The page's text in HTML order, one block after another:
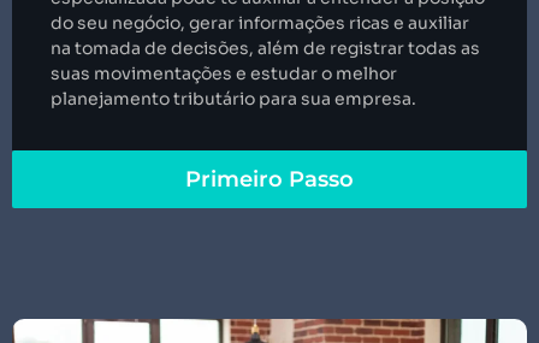
do seu negócio, gerar informações ricas e auxiliar
na tomada de decisões, além de registrar todas as
suas movimentações e estudar o melhor
planejamento tributário para sua empresa.
Primeiro Passo